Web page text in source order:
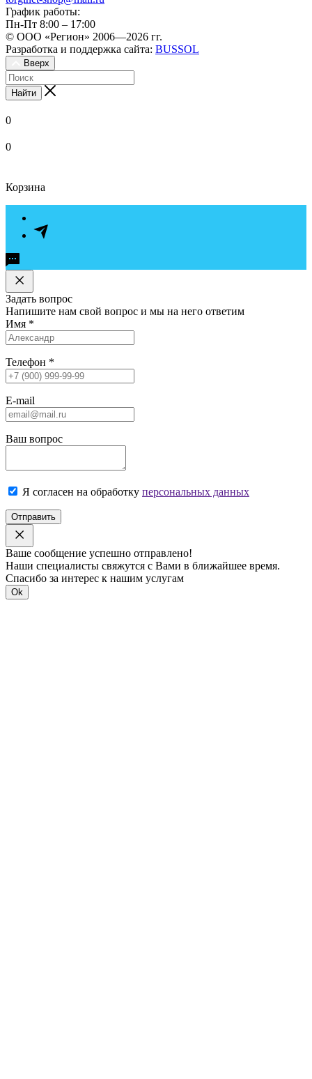
График работы:
Пн-Пт 8:00 – 17:00
© ООО «Регион» 2006—2026 гг.
Разработка и поддержка сайта: BUSSOL
Вверх
Найти
0
0
Корзина
Задать вопрос
Напишите нам свой вопрос и мы на него ответим
Имя *
Телефон *
E-mail
Ваш вопрос
Я согласен на обработку персональных данных
Отправить
Ваше сообщение успешно отправлено!
Наши специалисты свяжутся с Вами в ближайшее время.
Спасибо за интерес к нашим услугам
Ok